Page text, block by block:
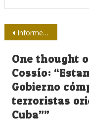
Navegación
de
entradas
Informe desnuda panorama desolador para la prensa en Guatemala
One thought
Cossío:
Gobierno
terroristas
Cuba””